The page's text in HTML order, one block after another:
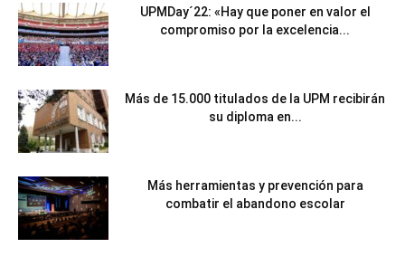
UPMDay´22: «Hay que poner en valor el
compromiso por la excelencia...
Más de 15.000 titulados de la UPM recibirán
su diploma en...
Más herramientas y prevención para
combatir el abandono escolar